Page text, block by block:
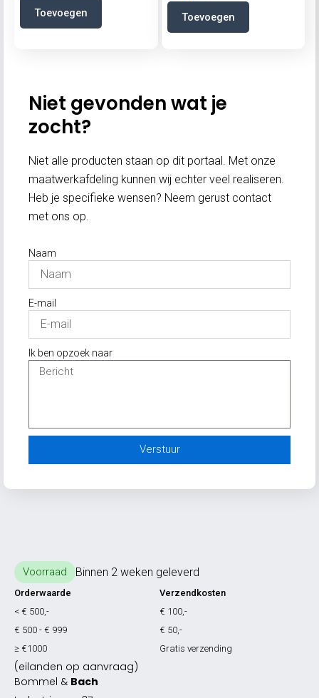
Toevoegen Toevoegen
Niet gevonden wat je
zocht?
Niet alle producten staan op dit portaal. Met onze
maatwerkafdeling kunnen wij echter veel realiseren.
Heb je specifieke wensen? Neem gerust contact
met ons op.
Naam
E-mail
Ik ben opzoek naar
Verstuur
Voorraad Binnen 2 weken geleverd
Orderwaarde
Verzendkosten
< € 500,-
€ 100,-
€ 500 - € 999
€ 50,-
≥ €1000
Gratis verzending
(eilanden op aanvraag)
Bommel & Bach